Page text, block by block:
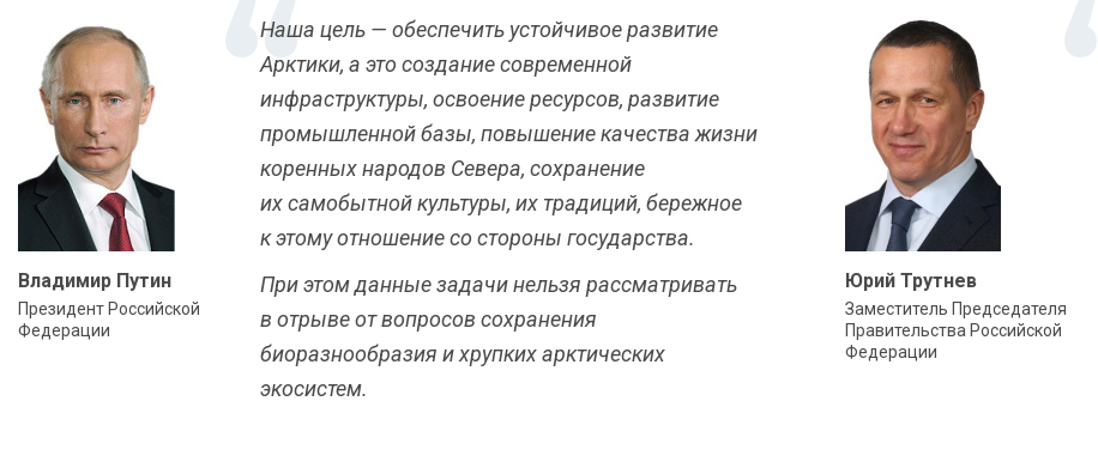
Владимир Путин
Президент Российской
Федерации
Наша цель — обеспечить устойчивое развитие
Арктики, а это создание современной
инфраструктуры, освоение ресурсов, развитие
промышленной базы, повышение качества жизни
коренных народов Севера, сохранение
их самобытной культуры, их традиций, бережное
к этому отношение со стороны государства.
При этом данные задачи нельзя рассматривать
в отрыве от вопросов сохранения
биоразнообразия и хрупких арктических
экосистем.
Юрий Трутнев
Заместитель Председателя
Правительства Российской
Федерации